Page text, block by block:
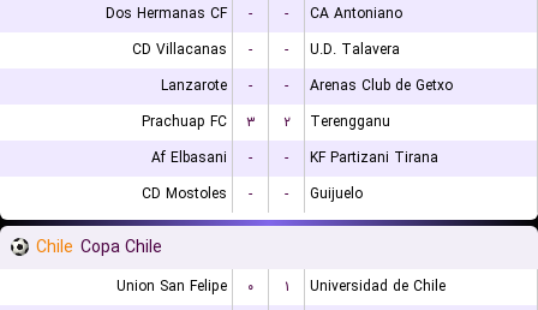
Dos Hermanas CF
- -
CA Antoniano
CD Villacanas
- -
U.D. Talavera
Lanzarote
- -
Arenas Club de Getxo
Prachuap FC
۳ ۲
Terengganu
Af Elbasani
- -
KF Partizani Tirana
CD Mostoles
- - Guijuelo
Chile Copa Chile
Union San Felipe ۰ ۱
Universidad de Chile